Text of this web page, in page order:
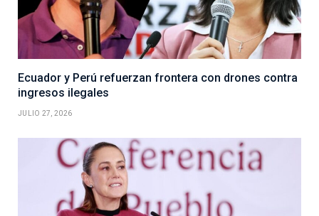
Ecuador y Perú refuerzan frontera con drones contra
ingresos ilegales
JULIO 27, 2026